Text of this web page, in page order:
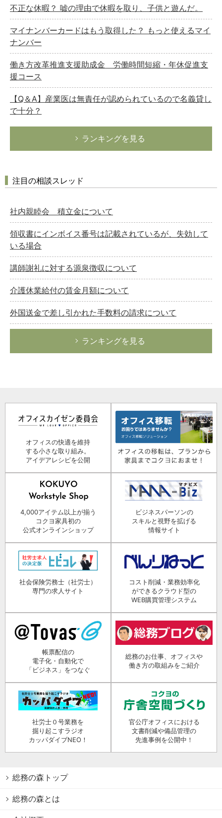
不正な休暇？ 嘘の理由で休暇を取り、子供と遊んだ。
マイナンバーカードはもう取得した？ もっと使えるマイ
ナンバー
働き方改革推進支援助成金 労働時間短縮・年休促進支
援コース
【Q＆A】産業医は無責任が認められているので名義貸し
で十分？
ランキングを見る
注目の相談スレッド
社内親睦会 積立金について
領収書にインボイス番号は記載されているが、失効して
いる場合
講師謝礼に対する源泉徴収について
介護休業給付の賃金月額について
外国送金で差し引かれた手数料の請求について
ランキングを見る
オフィスの快適を維持
する小さな取り組み。
アイデアレシピを公開
4,000アイテム以上が揃う
コクヨ家具初の
公式オンラインショップ
ビジネスパーソンの
スキルと視野を拡げる
情報サイト
社会保険労務士（社労士）
専門の求人サイト
コスト削減・業務効率化
ができるクラウド型の
WEB購買管理システム
帳票配信の
電子化・自動化で
「ビジネス」をつなぐ
総務のお仕事、オフィスや
働き方の取組みをご紹介
社労士０号業務を
掘り起こすラジオ
カッパダイブNEO！
官公庁オフィスにおける
文書削減や備品管理の
先進事例を公開中！
総務の森トップ
総務の森とは